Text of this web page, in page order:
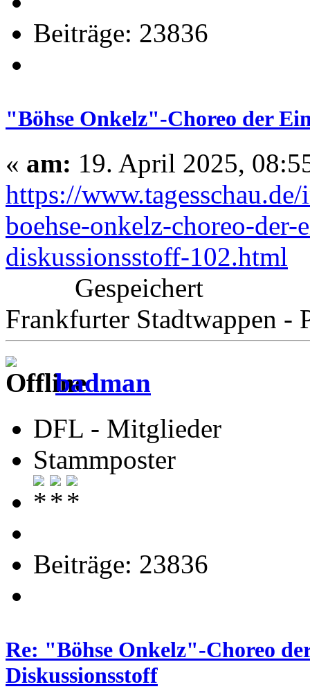
Beiträge: 23836
"Böhse Onkelz"-Choreo der
« am: 19. April 2025,
https://
boehse-onkelz-choreo-
diskussionsstoff-102.html
Gespeichert
Frankfurter Stadtwappen -
badman
DFL - Mitglieder
Stammposter
Beiträge: 23836
Re: "Böhse Onkelz"-Choreo
Diskussionsstoff